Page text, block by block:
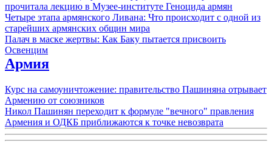
прочитала лекцию в Музее-институте Геноцида армян
Четыре этапа армянского Ливана: Что происходит с одной из
старейших армянских общин мира
Палач в маске жертвы: Как Баку пытается присвоить
Освенцим
Армия
Курс на самоуничтожение: правительство Пашиняна отрывает
Армению от союзников
Никол Пашинян переходит к формуле "вечного" правления
Армения и ОДКБ приближаются к точке невозврата